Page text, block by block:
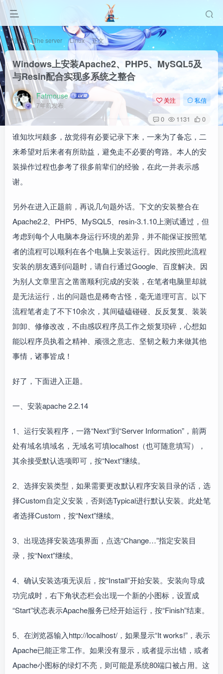
首页 The server Linux 正文
Windows上安装Apache2、PHP5、MySQL5及
与Resin配合实现多系统之整合
Fatmouse
7年前发布
关注 私信
0 1131 0
谁知坎坷颇多，故觉得有必要记录下来，一来为了备忘，二
来希望对后来者有所助益，避免走不必要的弯路。本人的安
装操作过程也参考了很多前辈们的经验，在此一并表示感
谢。
另外在进入正题前，再说几句题外话。下文的安装整合在
Apache2.2、PHP5、MySQL5、resin-3.1.10上测试通过，但
考虑到每个人电脑本身运行环境的差异，并不能保证按照笔
者的流程可以顺利在各个电脑上安装运行。因此按照此流程
安装的朋友遇到问题时，请自行通过Google、百度解决。因
为别人文章里言之凿凿顺利完成的安装，在笔者电脑里却就
是无法运行，出的问题也是稀奇古怪，毫无道理可言。以下
流程笔者走了不下10余次，其间磕磕碰碰、反反复复、装装
卸卸、修修改改，不由感叹程序员工作之烦复琐碎，心想如
能以程序员执着之精神、顽强之意志、坚韧之毅力来做其他
事情，诸事皆成！
好了，下面进入正题。
一、安装apache 2.2.14
1、运行安装程序，一路“Next”到“Server Information”，前两
处有域名填域名，无域名可填localhost（也可随意填写），
其余接受默认选项即可，按“Next”继续。
2、选择安装类型，如果需要更改默认程序安装目录的话，选
择Custom自定义安装，否则选Typical进行默认安装。此处笔
者选择Custom，按“Next”继续。
3、出现选择安装选项界面，点选“Change…”指定安装目
录，按“Next”继续。
4、确认安装选项无误后，按“Install”开始安装。安装向导成
功完成时，右下角状态栏会出现一个新的小图标，设置成
“Start”状态表示Apache服务已经开始运行，按“Finish”结束。
5、在浏览器输入http://localhost/，如果显示“It works!”，表示
Apache已能正常工作。如果没有显示，或者提示出错，或者
Apache小图标的绿灯不亮，则可能是系统80端口被占用。这